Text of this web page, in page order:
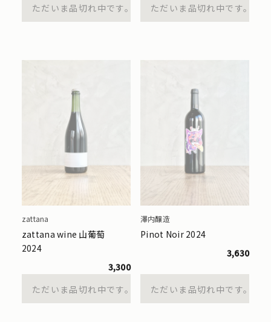
ただいま品切れ中です。
ただいま品切れ中です。
zattana
zattana wine 山葡萄
2024
3,300
ただいま品切れ中です。
澤内醸造
Pinot Noir 2024
3,630
ただいま品切れ中です。